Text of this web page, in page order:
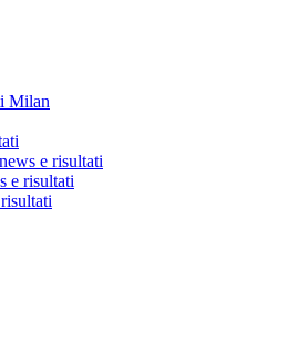
Milan
e risultati
e risultati